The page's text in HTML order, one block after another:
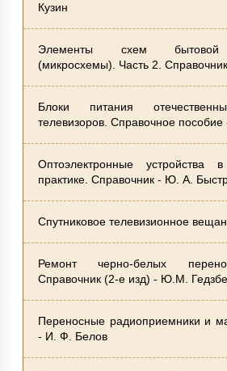
Кузин
Элементы схем бытовой
(микросхемы). Часть 2.
Блоки питания
телевизоров. Справочное
Оптоэлектронные устройства
практике. Справочник - Ю. А.
Спутниковое телевизионное
Ремонт черно-белых
Справочник (2-е изд) - Ю.М.
Переносные радиоприемники и
- И. Ф. Белов